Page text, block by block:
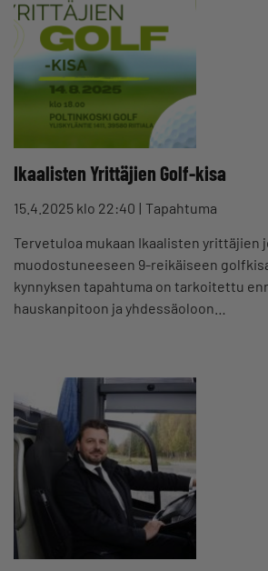
Ikaalisten Yrittäjien Golf-kisa
15.4.2025 klo 22:40
Tapahtuma
Tervetuloa mukaan Ikaalisten yrittäjien
muodostuneeseen 9-reikäiseen
kynnyksen tapahtuma on tarkoitettu
hauskanpitoon ja yhdessäoloon…